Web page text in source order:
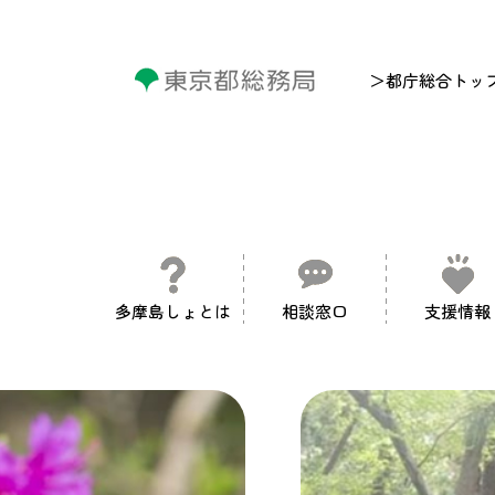
＞都庁総合トッ
多摩島しょとは 相談窓口 支援情報